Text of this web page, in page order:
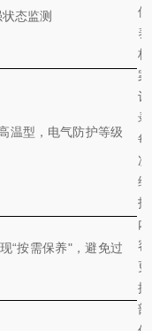
态监测
温型，电气防护等级
“按需保养"，避免过
保
养
档
记
录
每
次
维
护
内
更
换
部